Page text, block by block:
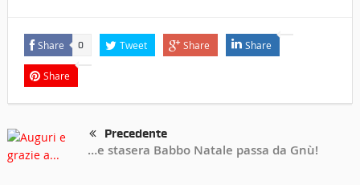
Share 0 Tweet Share Share
Share
Precedente
…e stasera Babbo Natale passa da Gnù!